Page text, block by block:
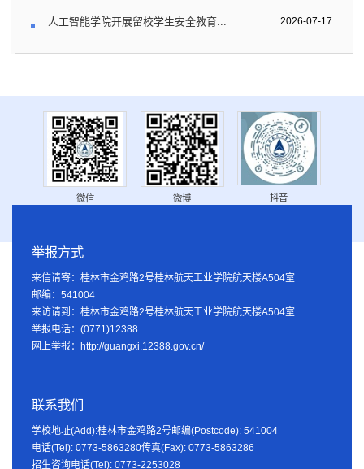
人工智能学院开展留校学生安全教育... 2026-07-17
微信 微博 抖音
举报方式
来信请寄：桂林市金鸡路2号桂林航天工业学院航天楼A504室
邮编：541004
来访请到：桂林市金鸡路2号桂林航天工业学院航天楼A504室
举报电话：(0771)12388
网上举报：http://guangxi.12388.gov.cn/
联系我们
学校地址(Add):桂林市金鸡路2号邮编(Postcode): 541004
电话(Tel): 0773-5863280传真(Fax): 0773-5863286
招生咨询电话(Tel): 0773-2253028